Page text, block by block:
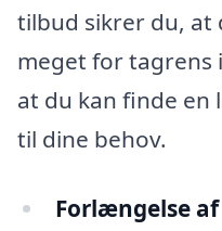
tilbud sikrer du, at
meget for tagrens
at du kan finde en
til dine behov.
Forlængelse